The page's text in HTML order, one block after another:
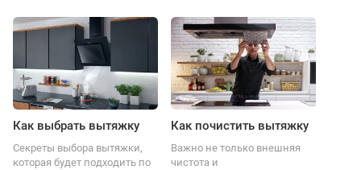
Как выбрать вытяжку
Секреты выбора вытяжки,
которая будет подходить по
Как почистить вытяжку
Важно не только внешняя
чистота и